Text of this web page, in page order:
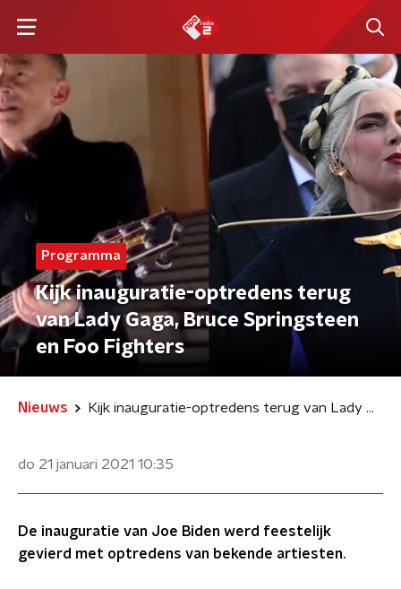
Programma
Kijk inauguratie-optredens terug
van Lady Gaga, Bruce Springsteen
en Foo Fighters
Nieuws Kijk inauguratie-optredens terug van Lady Gaga, Bruce Springsteen en Foo Fighters
do 21 januari 2021 10:35
De inauguratie van Joe Biden werd feestelijk
gevierd met optredens van bekende artiesten.